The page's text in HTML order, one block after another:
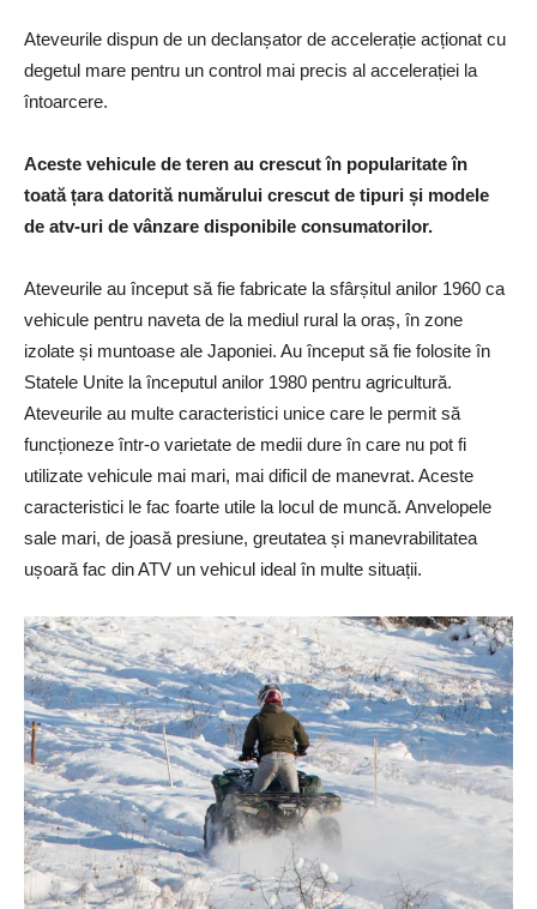
Ateveurile dispun de un declanșator de accelerație acționat cu
degetul mare pentru un control mai precis al accelerației la
întoarcere.
Aceste vehicule de teren au crescut în popularitate în
toată țara datorită numărului crescut de tipuri și modele
de atv-uri de vânzare disponibile consumatorilor.
Ateveurile au început să fie fabricate la sfârșitul anilor 1960 ca
vehicule pentru naveta de la mediul rural la oraș, în zone
izolate și muntoase ale Japoniei. Au început să fie folosite în
Statele Unite la începutul anilor 1980 pentru agricultură.
Ateveurile au multe caracteristici unice care le permit să
funcționeze într-o varietate de medii dure în care nu pot fi
utilizate vehicule mai mari, mai dificil de manevrat. Aceste
caracteristici le fac foarte utile la locul de muncă. Anvelopele
sale mari, de joasă presiune, greutatea și manevrabilitatea
ușoară fac din ATV un vehicul ideal în multe situații.